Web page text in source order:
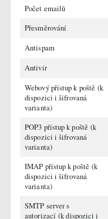
Počet emailů
Přesměrování
Antispam
Antivir
Webový přístup k poště(k
dispozici i šifrovaná
varianta)
POP3 přístup k poště(k
dispozici i šifrovaná
varianta)
IMAP přístup k poště(k
dispozici i šifrovaná
varianta)
SMTP server s
autorizací(k dispozici i